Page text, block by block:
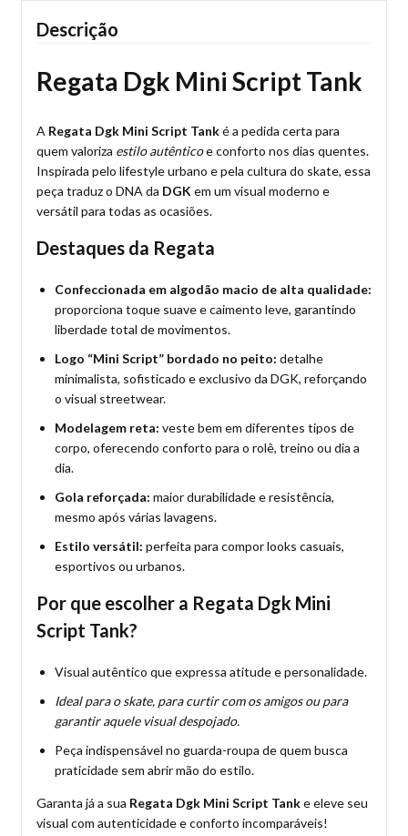
Descrição
Regata Dgk Mini Script Tank
A Regata Dgk Mini Script Tanké a pedida certa para
quem valoriza estilo autênticoe conforto nos dias quentes.
Inspirada pelo lifestyle urbano e pela cultura do skate, essa
peça traduz o DNA da DGKem um visual moderno e
versátil para todas as ocasiões.
Destaques da Regata
Confeccionada em algodão macio de alta qualidade:
proporciona toque suave e caimento leve, garantindo
liberdade total de movimentos.
Logo “Mini Script” bordado no peito: detalhe
minimalista, sofisticado e exclusivo da DGK, reforçando
o visual streetwear.
Modelagem reta: veste bem em diferentes tipos de
corpo, oferecendo conforto para o rolê, treino ou dia a
dia.
Gola reforçada: maior durabilidade e resistência,
mesmo após várias lavagens.
Estilo versátil: perfeita para compor looks casuais,
esportivos ou urbanos.
Por que escolher a Regata Dgk Mini
Script Tank?
Visual autêntico que expressa atitude e personalidade.
Ideal para o skate, para curtir com os amigos ou para
garantir aquele visual despojado.
Peça indispensável no guarda-roupa de quem busca
praticidade sem abrir mão do estilo.
Garanta já a sua Regata Dgk Mini Script Tanke eleve seu
visual com autenticidade e conforto incomparáveis!